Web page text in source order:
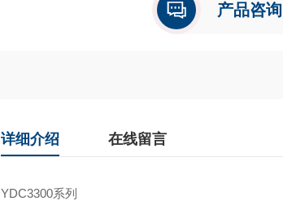
产品咨询
详细介绍 在线留言
YDC3300系列